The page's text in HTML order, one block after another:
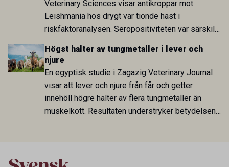
Veterinary Sciences visar antikroppar mot
Leishmania hos drygt var tionde häst i
riskfaktoranalysen. Seropositiviteten var särskilt
hög i Zarqa och statistiskt kopplad till bland
annat stallhållning. Resultaten visar att hästarna
har exponerats för parasiten – men inte att de
fungerar som reservoarer eller bidrar till
smittspridning.
Högst halter av tungmetaller i lever och
njure
En egyptisk studie i Zagazig Veterinary Journal
visar att lever och njure från får och getter
innehöll högre halter av flera tungmetaller än
muskelkött. Resultaten understryker betydelsen